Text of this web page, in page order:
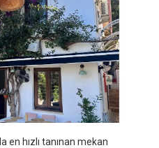
en hızlı tanınan mekan